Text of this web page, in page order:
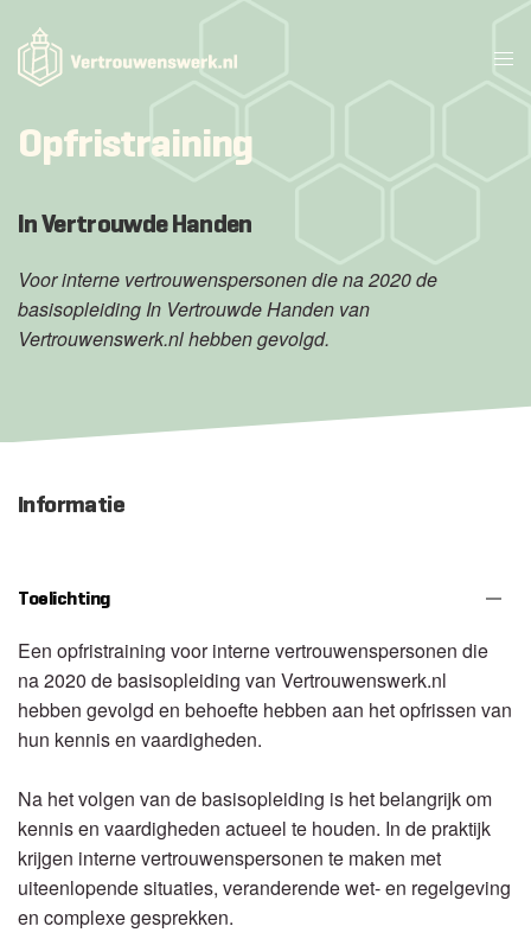
Opfristraining
In Vertrouwde Handen
Voor interne vertrouwenspersonen die na 2020 de
basisopleiding In Vertrouwde Handen van
Vertrouwenswerk.nl hebben gevolgd.
Informatie
Toelichting
Een opfristraining voor interne vertrouwenspersonen die
na 2020 de basisopleiding van Vertrouwenswerk.nl
hebben gevolgd en behoefte hebben aan het opfrissen van
hun kennis en vaardigheden.
Na het volgen van de basisopleiding is het belangrijk om
kennis en vaardigheden actueel te houden. In de praktijk
krijgen interne vertrouwenspersonen te maken met
uiteenlopende situaties, veranderende wet- en regelgeving
en complexe gesprekken.